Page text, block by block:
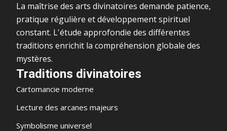
La maîtrise des arts divinatoires demande patience,
pratique régulière et développement spirituel
constant. L'étude approfondie des différentes
traditions enrichit la compréhension globale des
mystères.
Traditions divinatoires
Cartomancie moderne
Lecture des arcanes majeurs
Symbolisme universel